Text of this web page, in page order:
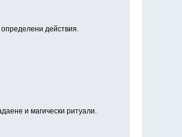
действия.
и магически ритуали.